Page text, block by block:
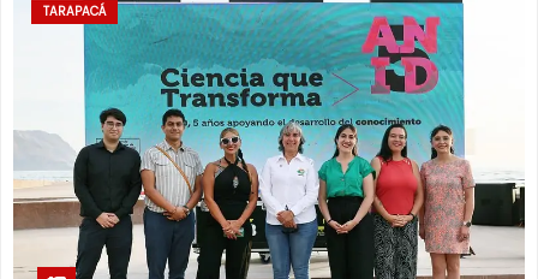
TARAPACÁ